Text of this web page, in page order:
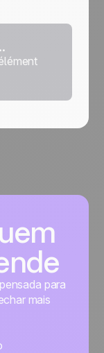
para
mais